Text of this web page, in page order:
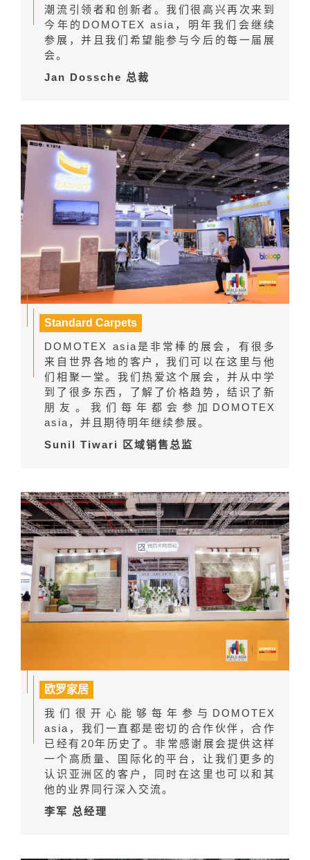
潮流引领者和创新者。我们很高兴再次来到
今年的DOMOTEX asia，明年我们会继续
参展，并且我们希望能参与今后的每一届展
会。
Jan Dossche 总裁
Standard Carpets
DOMOTEX asia是非常棒的展会，有很多
来自世界各地的客户，我们可以在这里与他
们相聚一堂。我们热爱这个展会，并从中学
到了很多东西，了解了价格趋势，结识了新
朋友。我们每年都会参加DOMOTEX
asia，并且期待明年继续参展。
Sunil Tiwari 区域销售总监
欧罗家居
我们很开心能够每年参与DOMOTEX
asia，我们一直都是密切的合作伙伴，合作
已经有20年历史了。非常感谢展会提供这样
一个高质量、国际化的平台，让我们更多的
认识亚洲区的客户，同时在这里也可以和其
他的业界同行深入交流。
李军 总经理